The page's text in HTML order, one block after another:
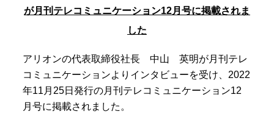
が月刊テレコミュニケーション12月号に掲載されま
した
アリオンの代表取締役社長 中山 英明が月刊テレ
コミュニケーションよりインタビューを受け、2022
年11月25日発行の月刊テレコミュニケーション12
月号に掲載されました。